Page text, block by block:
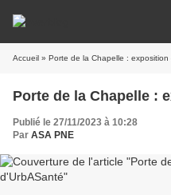
Accueil » Porte de la Chapelle : exposition
Porte de la Chapelle :
Publié le 27/11/2023 à 10:28
Par ASA PNE